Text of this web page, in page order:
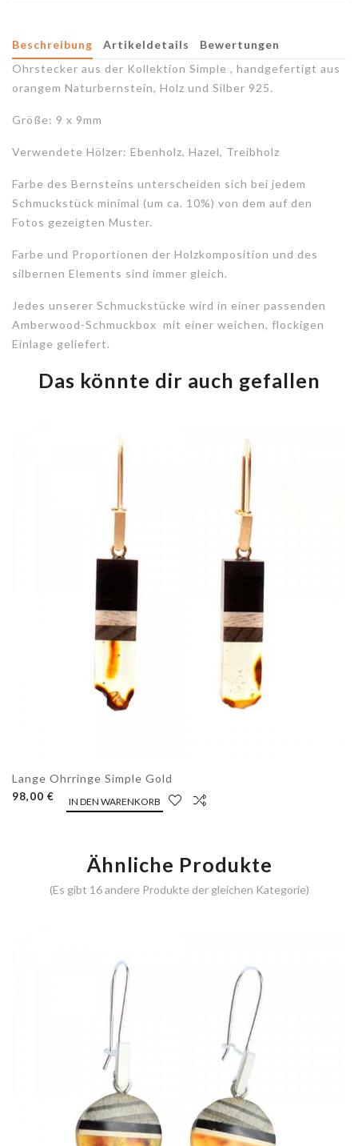
Beschreibung Artikeldetails
Bewertungen
Ohrstecker aus der Kollektion Simple , handgefertigt aus
orangem Naturbernstein, Holz und Silber 925.
Größe: 9 x 9mm
Verwendete Hölzer: Ebenholz, Hazel, Treibholz
Farbe des Bernsteins unterscheiden sich bei jedem
Schmuckstück minimal (um ca. 10%) von dem auf den
Fotos gezeigten Muster.
Farbe und Proportionen der Holzkomposition und des
silbernen Elements sind immer gleich.
Jedes unserer Schmuckstücke wird in einer passenden
Amberwood-Schmuckbox mit einer weichen, flockigen
Einlage geliefert.
Das könnte dir auch gefallen
Lange Ohrringe Simple Gold
98,00 € IN DEN WARENKORB
Ähnliche Produkte
(Es gibt 16 andere Produkte der gleichen Kategorie)